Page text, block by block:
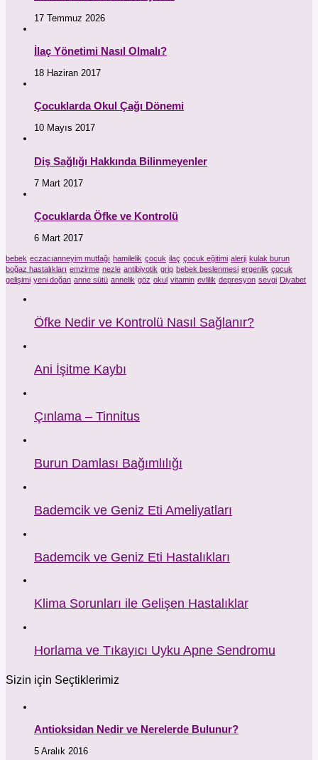
17 Temmuz 2026
İlaç Yönetimi Nasıl Olmalı?
18 Haziran 2017
Çocuklarda Okul Çağı Dönemi
10 Mayıs 2017
Diş Sağlığı Hakkında Bilinmeyenler
7 Mart 2017
Çocuklarda Öfke ve Kontrolü
6 Mart 2017
bebek eczacıanneyim mutfağı hamilelik çocuk ilaç çocuk eğitimi alerji kulak burun
boğaz hastalıkları emzirme nezle antibiyotik grip bebek beslenmesi ergenlik çocuk
gelişimi yeni doğan anne sütü annelik göz okul vitamin evlilik depresyon sevgi Diyabet
Öfke Nedir ve Kontrolü Nasıl Sağlanır?
Ani İşitme Kaybı
Çınlama – Tinnitus
Burun Damlası Bağımlılığı
Bademcik ve Geniz Eti Ameliyatları
Bademcik ve Geniz Eti Hastalıkları
Klima Sorunları ile Gelişen Hastalıklar
Horlama ve Tıkayıcı Uyku Apne Sendromu
Sizin için Seçtiklerimiz
Antioksidan Nedir ve Nerelerde Bulunur?
5 Aralık 2016